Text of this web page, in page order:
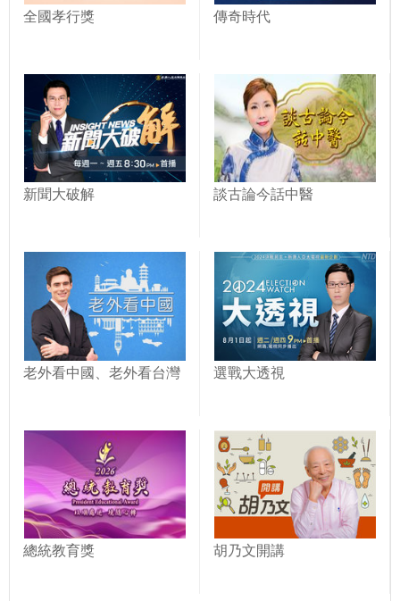
全國孝行獎 傳奇時代
新聞大破解 談古論今話中醫
老外看中國、老外看台灣 選戰大透視
總統教育獎 胡乃文開講